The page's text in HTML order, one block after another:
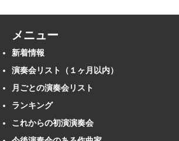
メニュー
新着情報
演奏会リスト（１ヶ月以内）
月ごとの演奏会リスト
ランキング
これからの初演演奏会